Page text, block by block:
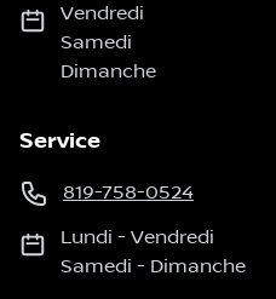
Vendredi
Samedi
Dimanche
Service
819-758-0524
Lundi -Vendredi
Samedi - Dimanche